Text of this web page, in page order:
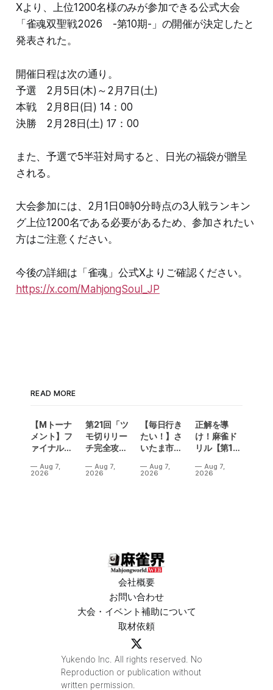
Xより、上位1200名様のみが参加できる公式大会
「雀魂双聖戦2026 -第10期-」の開催が決定したと
発表された。
開催日程は次の通り。
予選 2月5日(木)～2月7日(土)
本戦 2月8日(日) 14：00
決勝 2月28日(土) 17：00
また、予選で5半荘対局すると、日光の福袋が贈呈
される。
大会参加には、2月1日0時0分時点の3人戦ランキン
グ上位1200名である必要があるため、参加されたい
方はご注意ください。
今後の詳細は「雀魂」公式Xよりご確認ください。
https://x.com/MahjongSoul_JP
READ MORE
【Mトーナ
メント】フ
ァイナル／2
ニバル！東
Aug 7,
2026
第21回「ツ
モ切りリー
チ完全攻
Aug 7,
2026
【毎日行き
たい！】さ
いたま市に
誕生！？
Aug 7,
2026
正解を導
け！麻雀ド
リル【第14
Aug 7,
2026
会社概要
お問い合わせ
大会・イベント補助について
取材依頼
Yukendo Inc. All rights reserved. No
Reproduction or publication without
written permission.